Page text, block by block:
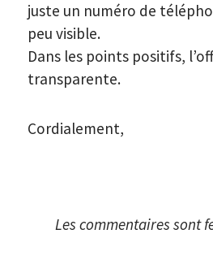
juste un numéro de
peu visible.
Dans les points positifs,
transparente.
Cordialement,
Les commentaires sont